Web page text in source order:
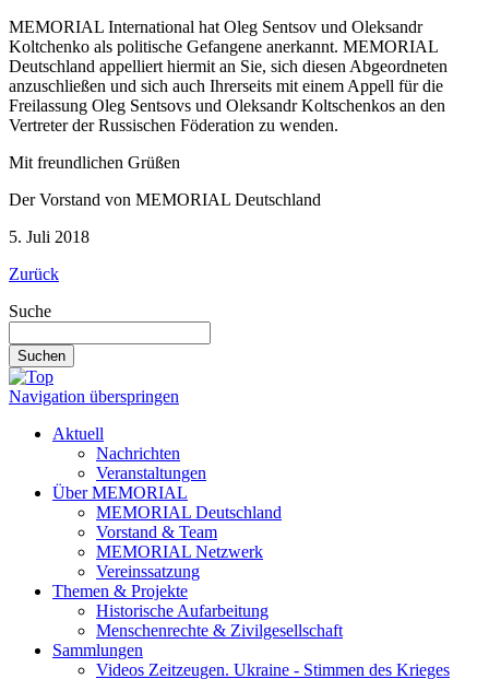
MEMORIAL International hat Oleg Sentsov und Oleksandr
Koltchenko als politische Gefangene anerkannt. MEMORIAL
Deutschland appelliert hiermit an Sie, sich diesen Abgeordneten
anzuschließen und sich auch Ihrerseits mit einem Appell für die
Freilassung Oleg Sentsovs und Oleksandr Koltschenkos an den
Vertreter der Russischen Föderation zu wenden.
Mit freundlichen Grüßen
Der Vorstand von MEMORIAL Deutschland
5. Juli 2018
Zurück
Suche
Suchen
Navigation überspringen
Aktuell
Nachrichten
Veranstaltungen
Über MEMORIAL
MEMORIAL Deutschland
Vorstand & Team
MEMORIAL Netzwerk
Vereinssatzung
Themen & Projekte
Historische Aufarbeitung
Menschenrechte & Zivilgesellschaft
Sammlungen
Videos Zeitzeugen. Ukraine - Stimmen des Krieges